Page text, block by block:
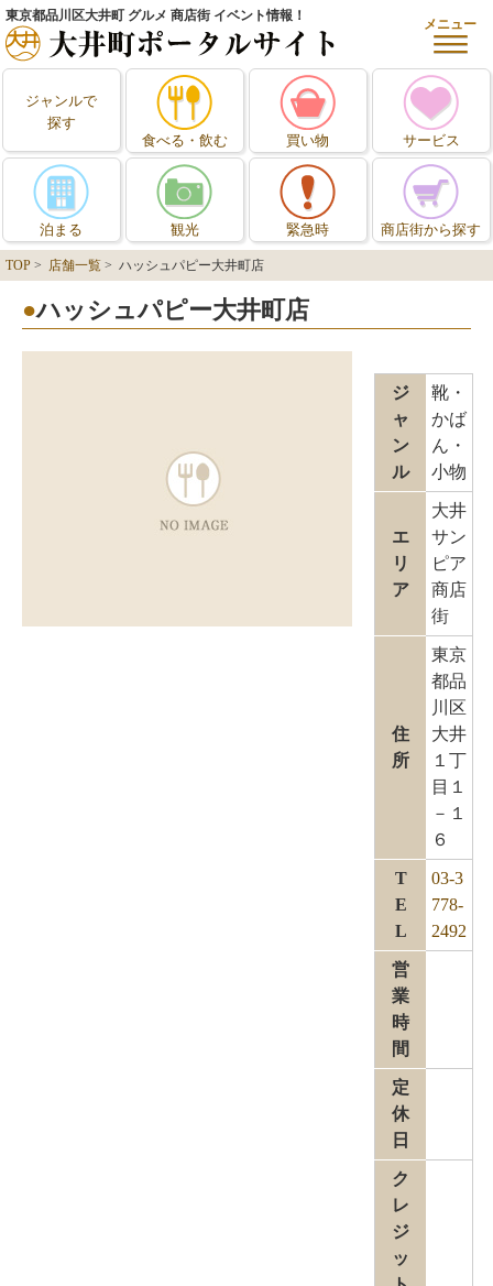
東京都品川区大井町 グルメ 商店街 イベント情報！
メニュー
ジャンルで
探す
食べる・飲む
買い物 サービス
泊まる 観光 緊急時 商店街から探す
TOP > 店舗一覧 > ハッシュパピー大井町店
ハッシュパピー大井町店
ジ
ャ
ン
ル
靴・
かば
ん・
小物
エ
リ
ア
大井
サン
ピア
商店
街
住
所
東京
都品
川区
大井
１丁
目１
－１
６
T
E
L
03-3
778-
2492
営
業
時
間
定
休
日
ク
レ
ジ
ッ